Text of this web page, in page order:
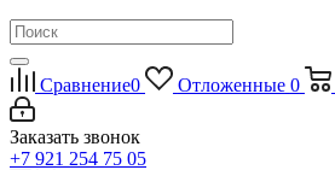
Сравнение0 Отложенные 0
Заказать звонок
+7 921 254 75 05